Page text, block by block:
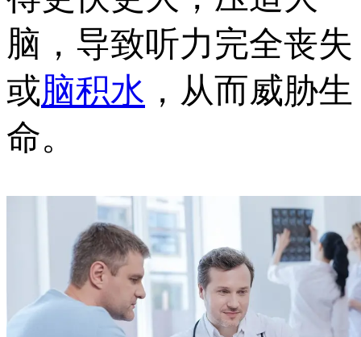
脑，导致听力完全丧失
或脑积水 ，从而威胁生
命。